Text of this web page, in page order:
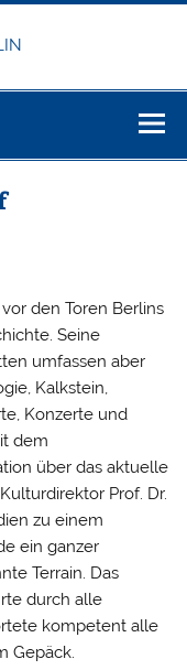
den Toren Berlins
Seine
umfassen aber
Kalkstein,
Konzerte und
dem
das aktuelle
Prof. Dr.
zu einem
ein ganzer
Terrain. Das
durch alle
kompetent alle
Gepäck.